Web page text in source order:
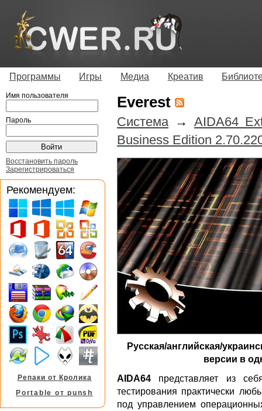
Программы Игры Медиа Креатив
Everest
Система → AIDA64
Business Edition
Русская/английская/
версии в
AIDA64 представляет из
тестирования практически
под управлением
Имя пользователя
Пароль
Восстановить пароль
Зарегистрироваться
Рекомендуем:
Репаки от Кролика
Portable от punsh